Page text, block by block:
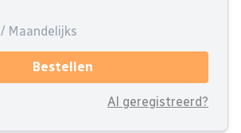
/ Maandelijks
Bestellen
Al geregistreerd?